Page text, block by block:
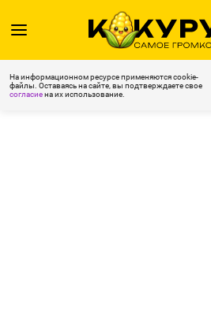
На информационном ресурсе применяются cookie-
файлы. Оставаясь на сайте, вы подтверждаете свое
согласиена их использование.